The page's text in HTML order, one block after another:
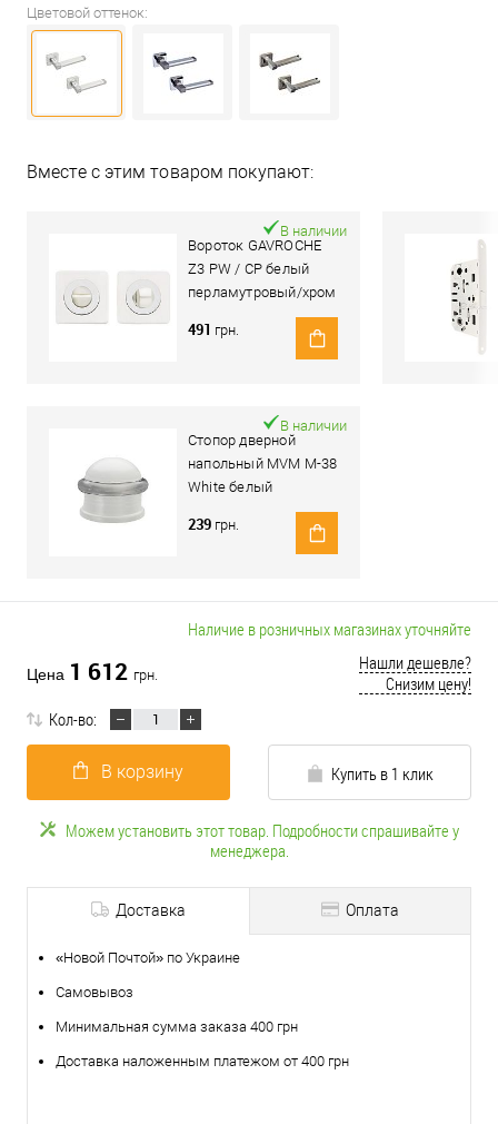
Цветовой оттенок:
Вместе с этим товаром покупают:
Вороток GAVROCHE
Z3 PW / CP белый
перламутровый/хром
В наличии
491 грн.
Стопор дверной
напольный MVM M-38
White белый
В наличии
239 грн.
Наличие в розничных магазинах уточняйте
Цена 1 612 грн.
Нашли дешевле?
Снизим цену!
Кол-во:
В корзину Купить в 1 клик
Можем установить этот товар. Подробности спрашивайте у
менеджера.
Доставка Оплата
«Новой Почтой» по Украине
Самовывоз
Минимальная сумма заказа 400 грн
Доставка наложенным платежом от 400 грн